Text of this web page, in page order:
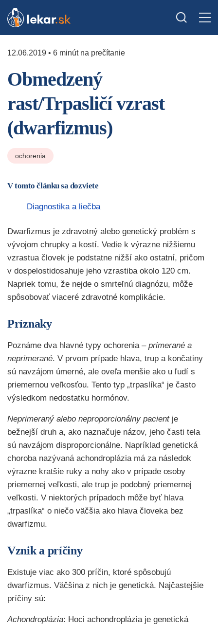
12.06.2019 • 6 minút na prečítanie
Obmedzený
rast/Trpasličí vzrast
(dwarfizmus)
ochorenia
V tomto článku sa dozviete
Diagnostika a liečba
Dwarfizmus je zdravotný alebo genetický problém s
vývojom chrupky a kostí. Vedie k výrazne nižšiemu
vzrastua človek je podstatne nižší ako ostatní, pričom
v dospelostidosahuje jeho vzrastiba okolo 120 cm.
Napriek tomu, že nejde o smrteľnú diagnózu, môže
spôsobovať viaceré zdravotné komplikácie.
Príznaky
Poznáme dva hlavné typy ochorenia – primerané a
neprimerané. V prvom prípade hlava, trup a končatiny
sú navzájom úmerné, ale oveľa menšie ako u ľudí s
priemernou veľkosťou. Tento typ „trpaslíka“ je často
výsledkom nedostatku hormónov.
Neprimeraný alebo neproporcionálny pacientje
bežnejší druh a, ako naznačuje názov, jeho časti tela
sú navzájom disproporcionálne. Napríklad genetická
choroba nazývaná achondroplázia má za následok
výrazne kratšie ruky a nohy ako v prípade osoby
priemernej veľkosti, ale trup je podobný priemernej
veľkosti. V niektorých prípadoch môže byť hlava
„trpaslíka“ o niečo väčšia ako hlava človeka bez
dwarfizmu.
Vznik a príčiny
Existuje viac ako 300 príčin, ktoré spôsobujú
dwarfizmus. Väčšina z nich je genetická. Najčastejšie
príčiny sú:
Achondroplázia: Hoci achondroplázia je genetická